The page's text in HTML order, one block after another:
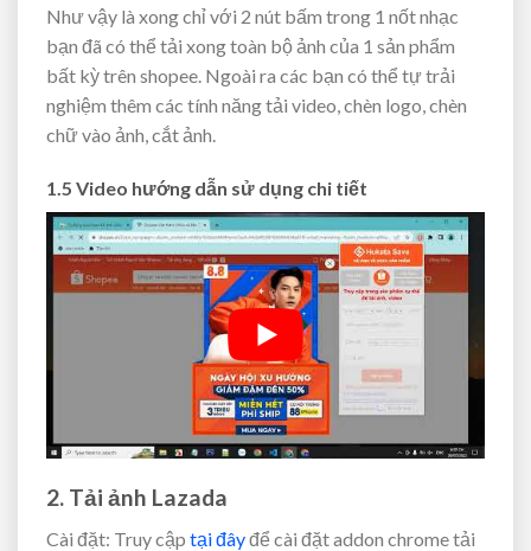
Như vậy là xong chỉ với 2 nút bấm trong 1 nốt nhạc
bạn đã có thể tải xong toàn bộ ảnh của 1 sản phẩm
bất kỳ trên shopee. Ngoài ra các bạn có thể tự trải
nghiệm thêm các tính năng tải video, chèn logo, chèn
chữ vào ảnh, cắt ảnh.
1.5 Video hướng dẫn sử dụng chi tiết
2. Tải ảnh Lazada
Cài đặt: Truy cập tại đâyđể cài đặt addon chrome tải